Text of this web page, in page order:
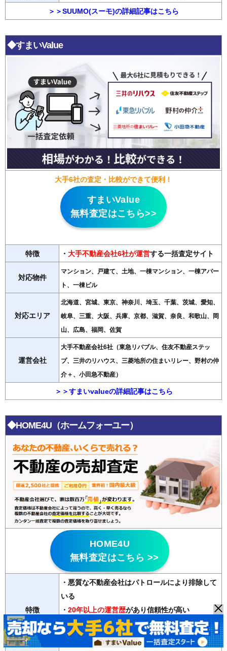
＞＞SUUMO(スーモ)の詳細記事はこちら
◆すまいValue
大手6社の査定・比較ができて便利！
すまいValue
無料査定はこちら>>
特徴 ・ 大手不動産会社6社が運営する一括査定サイト
対応物件
マンション、戸建て、土地、一棟マンション、一棟アパー
ト、一棟ビル
対応エリア
北海道、宮城、東京、神奈川、埼玉、千葉、茨城、愛知、
岐阜、三重、大阪、兵庫、京都、滋賀、奈良、和歌山、岡
山、広島、福岡、佐賀
運営会社
大手不動産会社6社（東急リバブル、住友不動産ステッ
プ、三井のリハウス、三菱地所の住まいリレー、野村の仲
介＋、小田急不動産）
＞＞すまいvalueの詳細記事はこちら
◆HOME4U（ホームフォーユー）
HOME4U
無料査定はこちら >>
特徴
・悪質な不動産会社はパトロールにより排除して
いる
・ 20年以上の運営歴があり信頼性が高い
・2500社の登録会社から最大6社の査定が無料で
受け取れる